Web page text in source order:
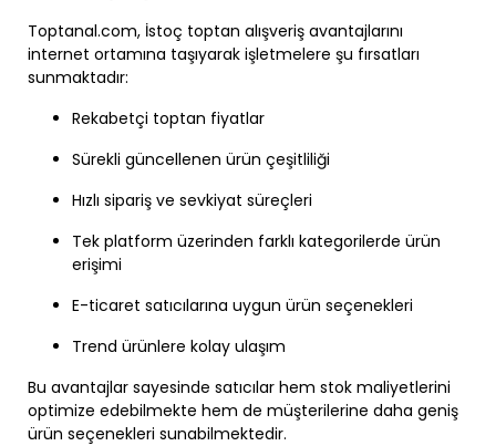
Toptanal.com, İstoç toptan alışveriş avantajlarını
internet ortamına taşıyarak işletmelere şu fırsatları
sunmaktadır:
Rekabetçi toptan fiyatlar
Sürekli güncellenen ürün çeşitliliği
Hızlı sipariş ve sevkiyat süreçleri
Tek platform üzerinden farklı kategorilerde ürün
erişimi
E-ticaret satıcılarına uygun ürün seçenekleri
Trend ürünlere kolay ulaşım
Bu avantajlar sayesinde satıcılar hem stok maliyetlerini
optimize edebilmekte hem de müşterilerine daha geniş
ürün seçenekleri sunabilmektedir.